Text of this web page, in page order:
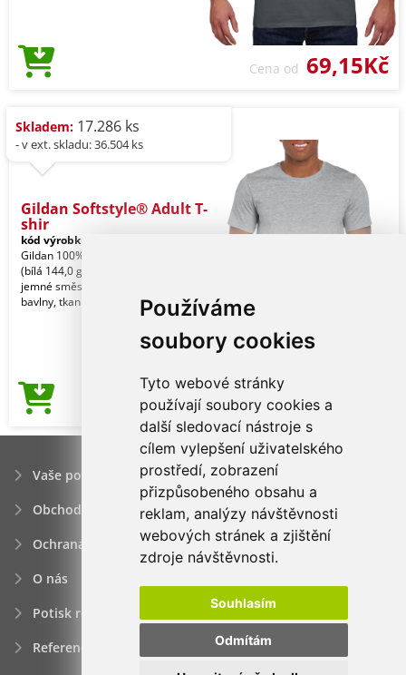
Používáme
soubory cookies
Tyto webové stránky
používají soubory cookies a
další sledovací nástroje s
cílem vylepšení uživatelského
prostředí, zobrazení
přizpůsobeného obsahu a
reklam, analýzy návštěvnosti
webových stránek a zjištění
zdroje návštěvnosti.
Souhlasím
Odmítám
Cena od 69,15Kč
Skladem: 17.286 ks
- v ext. skladu: 36.504 ks
Gildan Softstyle® Adult T-
shir
kód výrobku:
Gildan 100% U.S. bavlna, 153,0 g/m2
(bílá 144,0 g/m2). Vyrobeno z naší
jemné směsi bavlny Ringspun a
bavlny, tkanina s v
Cena od69,15Kč
Vaše poptávka
Obchodní podmínky
Ochrana osobních údajú
O nás
Potisk reklamních předmětů
Reference